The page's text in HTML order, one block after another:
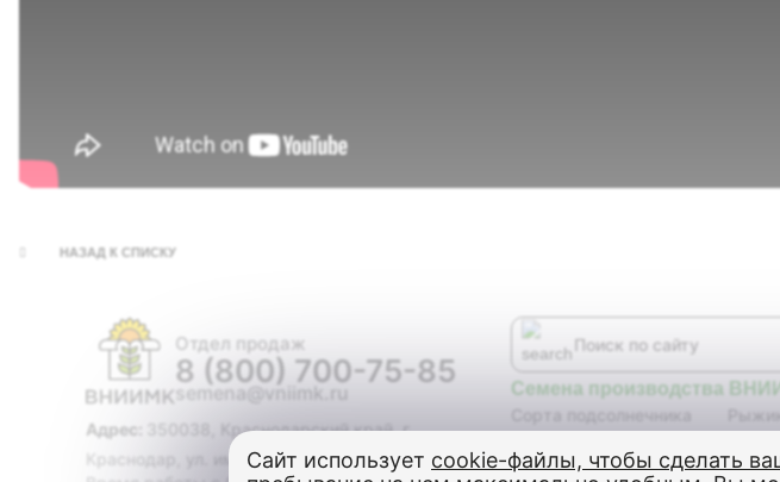
НАЗАД К СПИСКУ
Отдел продаж
8 (800) 700-75-85
semena@vniimk.ru
Адрес:
350038, Краснодарский край, г.
Краснодар, ул. им. Филатова, дом 17
Семена производства
Сорта подсолнечника
Соя
Рыжик
Сайт использует cookie-файлы, чтобы сделать